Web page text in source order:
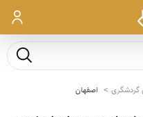
ورود
جست و
گردشگری اصفهان